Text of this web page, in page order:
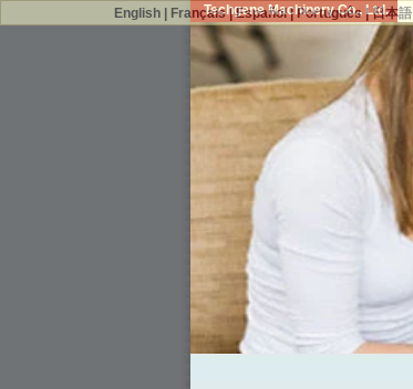
Techgene Machinery Co., Ltd.
English Français|Español|Português |日本語